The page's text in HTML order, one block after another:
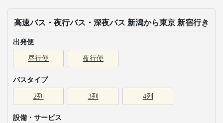
高速バス・夜行バス・深夜バス 新潟から東京 新宿行き
出発便
昼行便 夜行便
バスタイプ
2列 3列 4列
設備・サービス